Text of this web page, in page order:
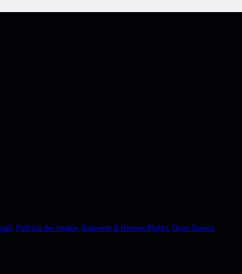
Politica dei cookie. Business & Human Rights.Open Source